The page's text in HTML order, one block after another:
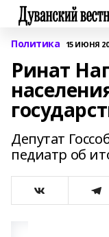
Политика 15 ИЮНЯ
Ринат
Депутат
педиатр об